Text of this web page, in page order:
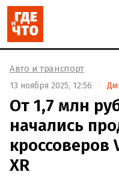
Авто и транспорт
13 ноября 2025, 12:56
От 1,7 млн
начались
кроссоверов
XR